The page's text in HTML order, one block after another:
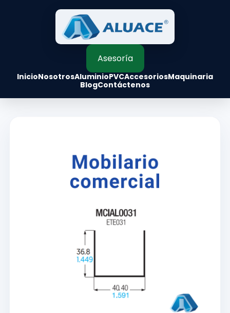
InicioNosotrosAluminioPVCAccesoriosMaquinaria
BlogContáctenos
Asesoría